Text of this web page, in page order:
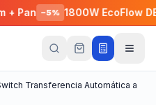
−5% 1800W EcoFlow
Transferencia Automática a